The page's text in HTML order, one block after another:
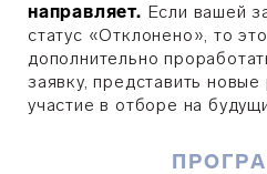
направляет. Если вашей
статус «Отклонено», то
дополнительно
заявку, представить
участие в отборе на